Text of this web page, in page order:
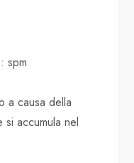
spm
a causa della
accumula nel